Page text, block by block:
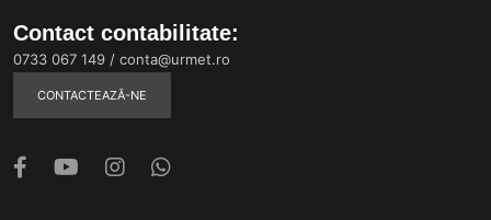
Contact contabilitate:
0733 067 149 / conta@urmet.ro
CONTACTEAZĂ-NE